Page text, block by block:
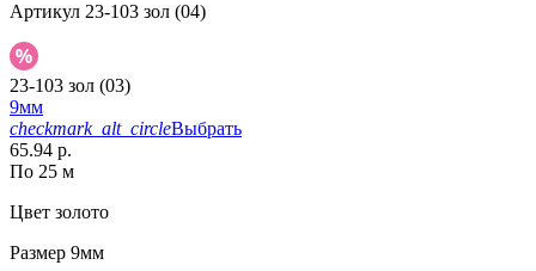
Артикул 23-103 зол (04)
23-103 зол (03)
9мм
checkmark_alt_circleВыбрать
65.94 р.
По 25 м
Цвет золото
Размер 9мм